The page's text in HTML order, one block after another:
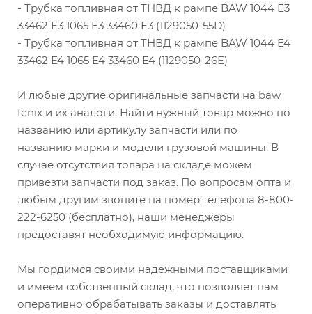
- Трубка топливная от TНВД к рампе BAW 1044 E3
33462 Е3 1065 E3 33460 Е3 (1129050-55D)
- Трубка топливная от TНВД к рампе BAW 1044 E4
33462 Е4 1065 E4 33460 Е4 (1129050-26Е)
И любые другие оригинальные запчасти на baw
fenix и их аналоги. Найти нужный товар можно по
названию или артикулу запчасти или по
названию марки и модели грузовой машины. В
случае отсутствия товара на складе можем
привезти запчасти под заказ. По вопросам опта и
любым другим звоните на номер телефона 8-800-
222-6250 (бесплатно), наши менеджеры
предоставят необходимую информацию.
Мы гордимся своими надежными поставщиками
и имеем собственный склад, что позволяет нам
оперативно обрабатывать заказы и доставлять